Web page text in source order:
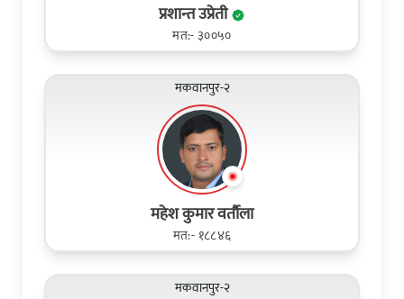
प्रशान्त उप्रेती
मत:- ३००५०
मकवानपुर-२
महेश कुमार वर्तौला
मत:- १८८४६
मकवानपुर-२